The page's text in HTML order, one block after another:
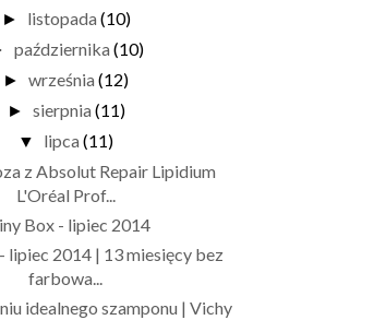
► listopada (10)
października (10)
► września (12)
► sierpnia (11)
▼ lipca (11)
z Absolut Repair Lipidium
L'Oréal Prof...
Box - lipiec 2014
lipiec 2014 | 13 miesięcy bez
farbowa...
idealnego szamponu | Vichy